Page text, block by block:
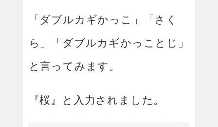
「ダブルカギかっこ」「さく
ら」「ダブルカギかっことじ」
と言ってみます。
『桜』と入力されました。